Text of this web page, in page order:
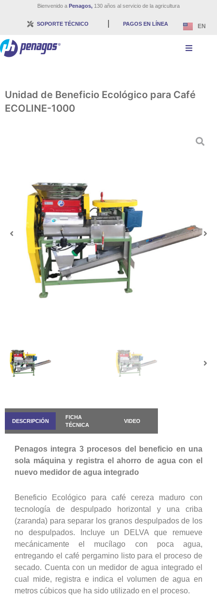
Bienvenido a Penagos, 130 años al servicio de la agricultura
SOPORTE TÉCNICO PAGOS EN LÍNEA EN
Unidad de Beneficio Ecológico para Café
ECOLINE-1000
DESCRIPCIÓN
FICHA
TÉCNICA
VIDEO
Penagos integra 3 procesos del beneficio en una
sola máquina y registra el ahorro de agua con el
nuevo medidor de agua integrado
Beneficio Ecológico para café cereza maduro con
tecnología de despulpado horizontal y una criba
(zaranda) para separar los granos despulpados de los
no despulpados. Incluye un DELVA que remueve
mecánicamente el mucílago con poca agua,
entregando el café pergamino listo para el proceso de
secado. Cuenta con un medidor de agua integrado el
cual mide, registra e indica el volumen de agua en
metros cúbicos que ha sido utilizado en el proceso.